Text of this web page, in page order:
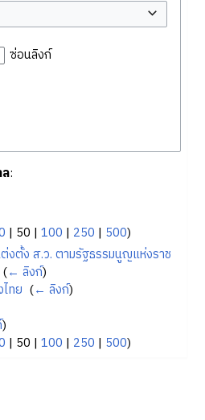
ซ่อนลิงก์
:
| 50 | 100 | 250 | 500)
งตั้ง ส.ว. ตามรัฐธรรมนูญแห่งราช
(← ลิงก์)
ทย (← ลิงก์)
)
| 50 | 100 | 250 | 500)